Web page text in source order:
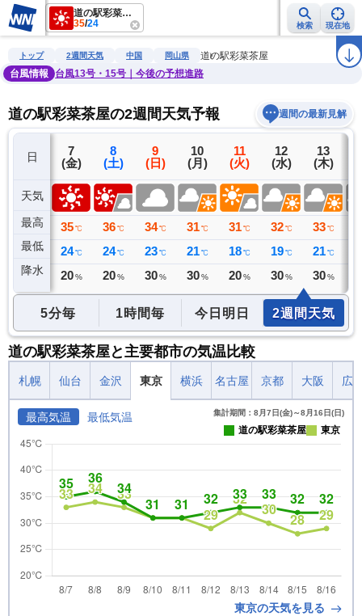
道の駅彩菜茶屋
35/24 検索 現在地
雨雲レーダー 台風情報 地震情報 警報・注意報 ラ
トップ 2週間天気 中国 岡山県
道の駅彩菜茶屋
台風情報
台風13号・15号｜今後の予想進路
道の駅彩菜茶屋の2週間天気予報 週間の最新見解
日
天気
最高
最低
降水
6
(木)
36 ℃
23 ℃
0 ミリ
7
(金)
35 ℃
24 ℃
20 %
8
(土)
36 ℃
24 ℃
20 %
9
(日)
34 ℃
23 ℃
30 %
10
(月)
31 ℃
21 ℃
30 %
11
(火)
31 ℃
18 ℃
20 %
12
(水)
32 ℃
19 ℃
30 %
13
(木)
33 ℃
21 ℃
30 %
5分毎 1時間毎 今日明日 2週間天気
道の駅彩菜茶屋と主要都市の気温比較
札幌 仙台 金沢 東京 横浜 名古屋 京都 大阪 広
最高気温 最低気温 集計期間：8月7日(金)～8月16日(日)
道の駅彩菜茶屋 東京
東京の天気を見る